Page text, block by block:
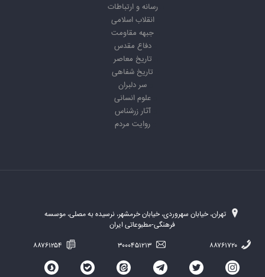
رسانه و ارتباطات
انقلاب اسلامی
جبهه مقاومت
دفاع مقدس
تاریخ معاصر
تاریخ شفاهی
سر دلبران
علوم انسانی
آثار زرشناس
روایت مردم
تهران، خیابان سهروردی، خیابان خرمشهر، نرسیده به مصلی، موسسه
فرهنگی-مطبوعاتی ایران